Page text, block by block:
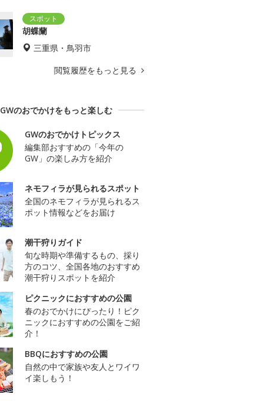
胡蝶蘭
三重県・鳥羽市
閲覧履歴をもっと見る
GWのおでかけをもっと楽しむ
GWのおでかけトピックス
編集部おすすめの「今年の
GW」の楽しみ方を紹介
ネモフィラが見られるスポット
全国のネモフィラが見られるス
ポット情報などをお届け
潮干狩りガイド
旬な時期や準備するもの、採り
方のコツ、全国各地のおすすめ
潮干狩りスポットを紹介
ピクニックにおすすめの公園
春のおでかけにぴったり！ピク
ニックにおすすめの公園をご紹
介！
BBQにおすすめの公園
自然の中で家族や友人とワイワ
イ楽しもう！